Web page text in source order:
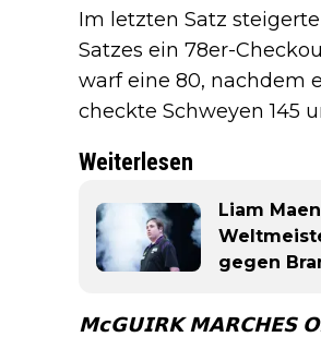
Im letzten Satz
Satzes ein 78er-
warf eine 80, nachdem
checkte Schweyen 145
Weiterlesen
Liam
gegen
𝗠𝗰𝗚𝗨𝗜𝗥𝗞 𝗠𝗔𝗥𝗖𝗛𝗘𝗦